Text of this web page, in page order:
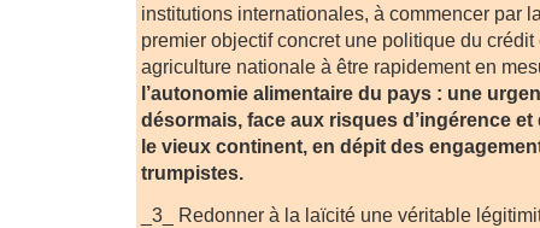
institutions internationales, à commencer par
premier objectif concret une politique du crédit
agriculture nationale à être rapidement en
l’autonomie alimentaire du pays : une
désormais, face aux risques d’ingérence et
le vieux continent, en dépit des
trumpistes.
_3_ Redonner à la laïcité une véritable